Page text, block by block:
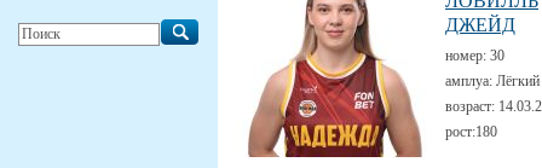
ДЖЕЙД
номер: 30
амплуа:
возраст:
рост:180